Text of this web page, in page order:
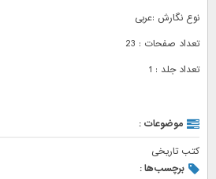
نوع نگارش :عربی
تعداد صفحات : 23
تعداد جلد : 1
موضوعات :
کتب تاریخی
برچسب‌ها :